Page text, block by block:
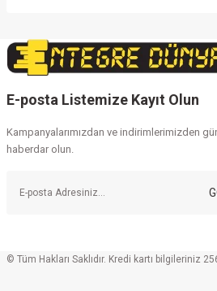
E-posta Listemize Kayıt Olun
Kampanyalarımızdan ve indirimlerimizden
haberdar olun.
© Tüm Hakları Saklıdır. Kredi kartı bilgileriniz